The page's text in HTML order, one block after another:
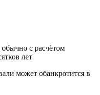
с расчётом
лет
может обанкротится в